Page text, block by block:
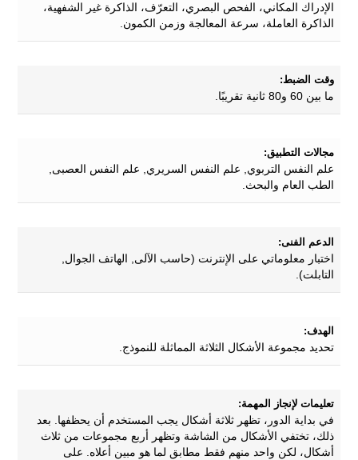
الإدراك المكاني، الفحص البصري، التعرّف، الذاكرة غير الشفهية،
الذاكرة العاملة، سرعة المعالجة وزمن الكمون.
وقت الضبط:
ما بين 60 و80 ثانية تقريبًا.
مجالات التطبيق:
علم النفس التربوي, علم النفس السريري, علم النفس العصبى,
الطب العام والبحث.
الدعم الفنى:
اختبار معلوماتي على الإنترنت (حاسب الآلى, الهاتف الجوال,
التابلت).
الهدف:
تحديد مجموعة الأشكال الثلاثة المماثلة للنموذج.
تعليمات لإنجاز المهمة:
في بداية الدور، تظهر ثلاثة أشكال يجب المستخدم أن يحظفها. بعد
ذلك، تختفي الأشكال من الشاشة وتظهر أربع مجموعات من ثلاث
أشكال، لكن واحد منهم فقط مطابق لما هو مبين أعلاه. على